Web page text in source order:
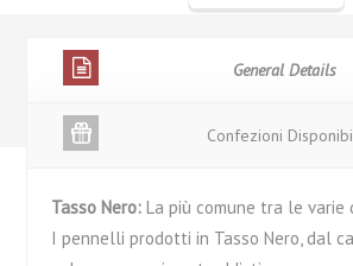
General Details
Confezioni
Tasso Nero: La più comune tra le varie
I pennelli prodotti in Tasso Nero, dal